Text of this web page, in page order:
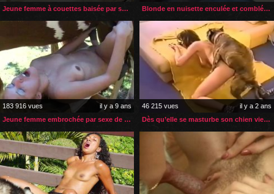
Jeune femme à couettes baisée par son cheval
Blonde en nuisette enculée et comblée par un étalon
183 916 vues
il y a 9 ans
Jeune femme embrochée par sexe de son cheval
46 215 vues
il y a 2 ans
Dès qu’elle se masturbe son chien vient prendre la relève